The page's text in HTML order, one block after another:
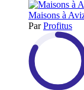
Maisons à
ParProfitus